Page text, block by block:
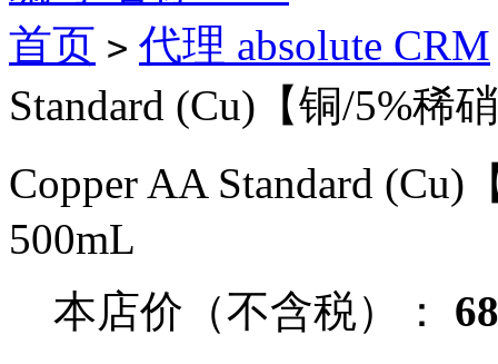
首页 > 代理 absolute CRM
Standard (Cu)【铜/5%稀
Copper AA Standard
500mL
本店价（不含税）：